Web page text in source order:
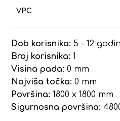
Dob korisnika: 5 – 12
Broj korisnika: 1
Visina pada: 0 mm
Najviša točka: 0 mm
Površina: 1800 x 1800 mm
Sigurnosna površina: